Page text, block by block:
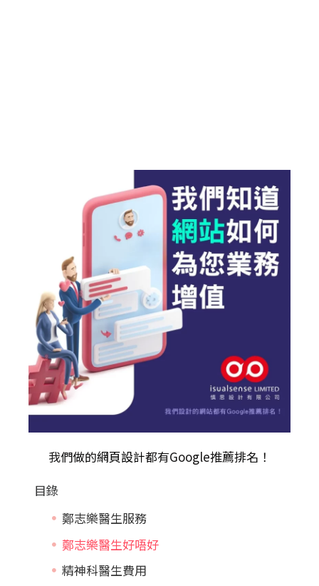
我們做的網頁設計都有Google推薦排名！
目錄
鄭志樂醫生服務
鄭志樂醫生好唔好
精神科醫生費用